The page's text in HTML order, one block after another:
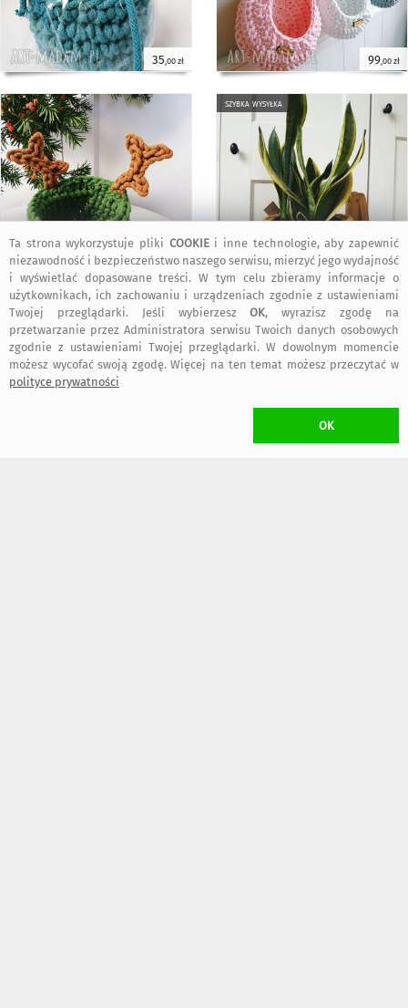
35,00 zł 99,00 zł
79,00 zł
szybka wysyłka
79,00 zł
KOSZT TRANSPORTU
•20,00 zł (Kurier)
•16,00 zł(Paczkomat inPost)
dogodny typ przesyłki wybierzesz w trakcie składania zamówienia
więcej niż jednegoprzedmiotu Projektanta
wyłącznie jeden koszt transportu
Ta strona wykorzystuje pliki COOKIEi inne technologie, aby zapewnić
niezawodność i bezpieczeństwo naszego serwisu, mierzyć jego wydajność
i wyświetlać dopasowane treści. W tym celu zbieramy informacje o
użytkownikach, ich zachowaniu i urządzeniach zgodnie z ustawieniami
Twojej przeglądarki. Jeśli wybierzeszOK, wyrazisz zgodę na
przetwarzanie przez Administratora serwisu Twoich danych osobowych
zgodnie z ustawieniami Twojej przeglądarki. W dowolnym momencie
możesz wycofać swoją zgodę. Więcej na ten temat możesz przeczytać w
polityce prywatności
OK